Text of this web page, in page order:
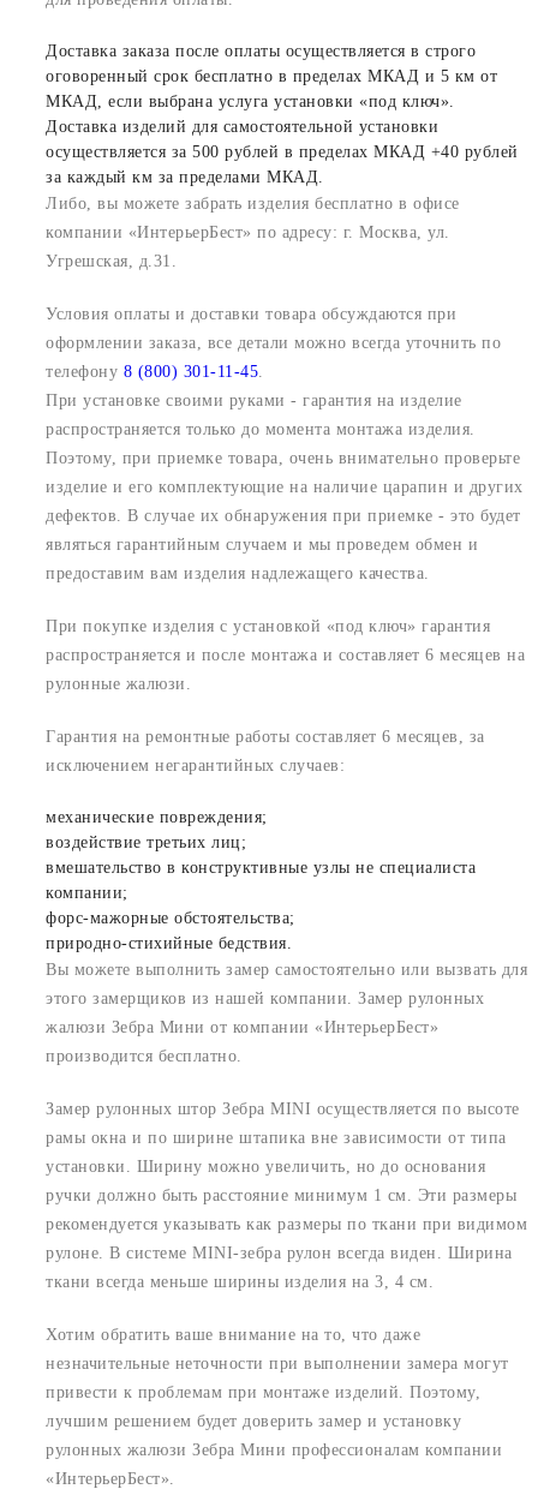
Доставка заказа после оплаты осуществляется в строго
оговоренный срок бесплатно в пределах МКАД и 5 км от
МКАД, если выбрана услуга установки «под ключ».
Доставка изделий для самостоятельной установки
осуществляется за 500 рублей в пределах МКАД +40 рублей
за каждый км за пределами МКАД.
Либо, вы можете забрать изделия бесплатно в офисе
компании «ИнтерьерБест» по адресу: г. Москва, ул.
Угрешская, д.31.
Условия оплаты и доставки товара обсуждаются при
оформлении заказа, все детали можно всегда уточнить по
телефону 8 (800) 301-11-45
При установке своими руками - гарантия на изделие
распространяется только до момента монтажа изделия.
Поэтому, при приемке товара, очень внимательно проверьте
изделие и его комплектующие на наличие царапин и других
дефектов. В случае их обнаружения при приемке - это будет
являться гарантийным случаем и мы проведем обмен и
предоставим вам изделия надлежащего качества.
При покупке изделия с установкой «под ключ» гарантия
распространяется и после монтажа и составляет 6 месяцев на
рулонные жалюзи.
Гарантия на ремонтные работы составляет 6 месяцев, за
исключением негарантийных случаев:
механические повреждения;
воздействие третьих лиц;
вмешательство в конструктивные узлы не специалиста
компании;
форс-мажорные обстоятельства;
природно-стихийные бедствия.
Вы можете выполнить замер самостоятельно или вызвать для
этого замерщиков из нашей компании. Замер рулонных
жалюзи Зебра Мини от компании «ИнтерьерБест»
производится бесплатно.
Замер рулонных штор Зебра MINI осуществляется по высоте
рамы окна и по ширине штапика вне зависимости от типа
установки. Ширину можно увеличить, но до основания
ручки должно быть расстояние минимум 1 см. Эти размеры
рекомендуется указывать как размеры по ткани при видимом
рулоне. В системе MINI-зебра рулон всегда виден. Ширина
ткани всегда меньше ширины изделия на 3, 4 см.
Хотим обратить ваше внимание на то, что даже
незначительные неточности при выполнении замера могут
привести к проблемам при монтаже изделий. Поэтому,
лучшим решением будет доверить замер и установку
рулонных жалюзи Зебра Мини профессионалам компании
«ИнтерьерБест».